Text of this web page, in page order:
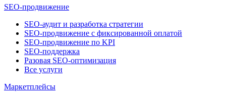
SEO-продвижение
SEO-аудит и разработка стратегии
SEO-продвижение с фиксированной оплатой
SEO-продвижение по KPI
SEO-поддержка
Разовая SEO-оптимизация
Все услуги
Маркетплейсы